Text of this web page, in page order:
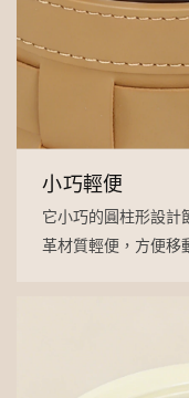
小巧輕便
它小巧的圓柱形設計
革材質輕便，方便移